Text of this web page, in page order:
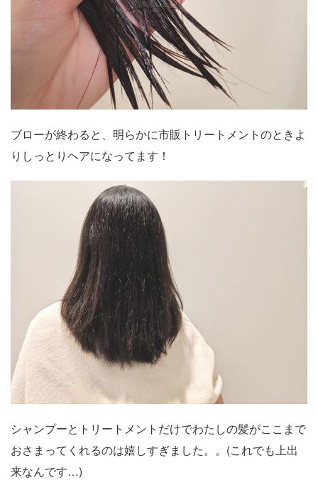
ブローが終わると、明らかに市販トリートメントのときよ
りしっとりヘアになってます！
シャンプーとトリートメントだけでわたしの髪がここまで
おさまってくれるのは嬉しすぎました。。(これでも上出
来なんです…)